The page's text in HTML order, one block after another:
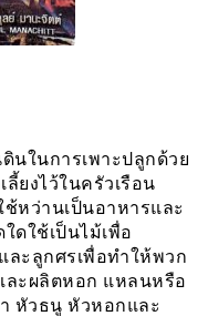
นในการเพาะปลูกด้วย
ยงไว้ในครัวเรือน
หว่านเป็นอาหารและ
ดใช้เป็นไม้เพื่อ
ะลูกศรเพื่อทำให้พวก
ละผลิตหอก แหลนหรือ
หัวธนู หัวหอกและ